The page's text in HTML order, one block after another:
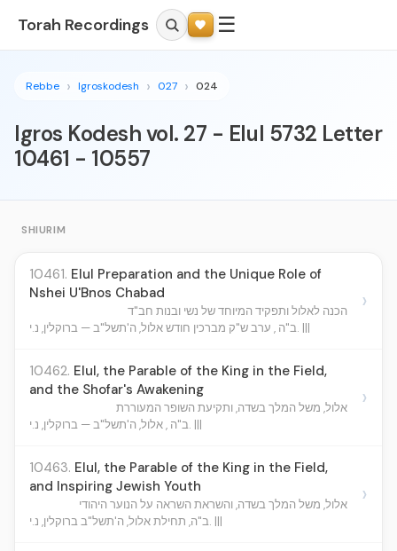
Torah Recordings ☰
Rebbe Igroskodesh 027 024
Igros Kodesh vol. 27 - Elul 5732 Letter
10461 - 10557
SHIURIM
10461. Elul Preparation and the Unique Role of
Nshei U'Bnos Chabad
הכנה לאלול ותפקיד המיוחד של נשי ובנות חב"ד
ב"ה , ערב ש"ק מברכין חודש אלול, ה'תשל"ב — ברוקלין, נ.י. |||
›
10462. Elul, the Parable of the King in the Field,
and the Shofar's Awakening
אלול, משל המלך בשדה, ותקיעת השופר המעוררת
ב"ה , אלול, ה'תשל"ב — ברוקלין, נ.י. |||
›
10463. Elul, the Parable of the King in the Field,
and Inspiring Jewish Youth
אלול, משל המלך בשדה, והשראת השראה על הנוער היהודי
ב"ה, תחילת אלול, ה'תשל"ב ברוקלין, נ.י. |||
›